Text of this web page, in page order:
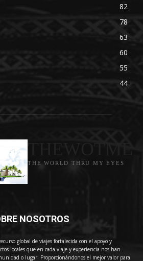
82
78
63
60
55
44
THE WORLD THRU MY EYES
NOSOTROS
global de viajes fortalecida con el apoyo y
locales que en cada viaje y experiencia nos han
o lugar. Proporcionándonos el mejor valor para